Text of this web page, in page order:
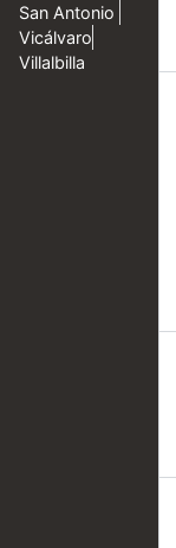
San Antonio
Vicálvaro
Villalbilla